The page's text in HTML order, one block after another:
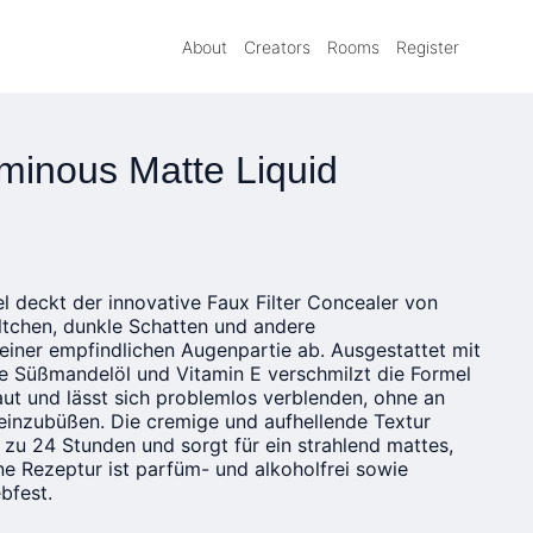
About Creators Rooms Register
Matte Liquid
deckt der innovative Faux Filter Concealer von
dunkle Schatten und andere
empfindlichen Augenpartie ab. Ausgestattet mit
und Vitamin E verschmilzt die Formel
und lässt sich problemlos verblenden, ohne an
Die cremige und aufhellende Textur
24 Stunden und sorgt für ein strahlend mattes,
Rezeptur ist parfüm- und alkoholfrei sowie